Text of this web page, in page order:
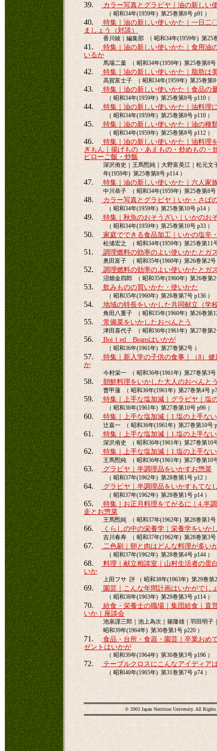
39. カラー写真とグラビヤ｜油の新しい
（ 昭和34年(1959年) 第25巻第8号 p91 ）
40.
特集｜油の新しい使いかた｜一日二
ましょう（対談）
香川綾｜編集部 （ 昭和34年(1959年) 第25
41.
特集｜油の新しい使いかた｜食用油
いるか
馬場二葉 （ 昭和34年(1959年) 第25巻第8号
42. 特集｜油の新しい使いかた｜脂肪は
高賀富士子 （ 昭和34年(1959年) 第25巻第8
43. 特集｜油の新しい使いかた｜食品の
（ 昭和34年(1959年) 第25巻第8号 p110 ）
44. 特集｜油の新しい使いかた｜油料理
（ 昭和34年(1959年) 第25巻第8号 p110 ）
45. 特集｜油の新しい使いかた｜油の種
（ 昭和34年(1959年) 第25巻第8号 p112 ）
46.
特集｜油の新しい使いかた｜油料理
ぎもん｜揚げもの・あえもの・炒めもの・
ピローご飯・炒飯
深沢侑史｜王馬煕純｜大野富美江｜松元文
年(1959年) 第25巻第8号 p114 ）
47. 特集｜油の新しい使いかた｜六人家
中川恭子 （ 昭和34年(1959年) 第25巻第8号
48. カラー写真とグラビヤ｜いか・さば
（ 昭和34年(1959年) 第25巻第10号 p14 ）
49. 特集｜秋魚のおそうざい｜いかのお
（ 昭和34年(1959年) 第25巻第10号 p33 ）
50. 家庭でできる食品加工｜いかの塩辛
松浦宏之 （ 昭和34年(1959年) 第25巻第11
51. 調理燃料の効率のよい使いかたとガ
奥田富子 （ 昭和35年(1960年) 第26巻第2号
52. 調理燃料の効率のよい使いかたとガ
沼畑金四郎 （ 昭和35年(1960年) 第26巻第2
53. 飲みものの買いかた・使いかた
（ 昭和35年(1960年) 第26巻第7号 p136 ）
54. 地域の特長をいかした共同献立（学
角田八重子 （ 昭和35年(1960年) 第26巻第
55. 常備菜をいかしたおべんとう
津田喜代子 （ 昭和36年(1961年) 第27巻第2
56. Boiｌed Beansはいかが
（ 昭和36年(1961年) 第27巻第2号 ）
57.
特集｜新入学の子供の食事｜（8）
か
今村栄一 （ 昭和36年(1961年) 第27巻第3号
58. 朝鮮料理をいかした大人のおべんと
曺甲蓮 （ 昭和36年(1961年) 第27巻第4号
59. 特集｜上手な塩加減｜グラビヤ｜塩
（ 昭和36年(1961年) 第27巻第10号 p96 ）
60. 特集｜上手な塩加減｜1.塩の上手な
辻嘉一 （ 昭和36年(1961年) 第27巻第10号
61. 特集｜上手な塩加減｜1.塩の上手な
深沢侑史 （ 昭和36年(1961年) 第27巻第10
62. 特集｜上手な塩加減｜1.塩の上手な
王馬煕純 （ 昭和36年(1961年) 第27巻第10
63. グラビヤ｜半調理品をいかすお惣菜
（ 昭和37年(1962年) 第28巻第1号 p12 ）
64. グラビヤ｜半調理品をいかすもてな
（ 昭和37年(1962年) 第28巻第1号 p14 ）
65.
特集｜お正月料理をてがるに｜4.半
走とお惣菜
王馬煕純 （ 昭和37年(1962年) 第28巻第1号
66. くらしの中の栄養学｜栄養学をいか
吉川春寿 （ 昭和37年(1962年) 第28巻第3号
67. 二色刷｜卵と肉はどんな料理が多い
（ 昭和37年(1962年) 第28巻第4号 p144 ）
68.
料理｜献立相談室｜山村生活者の蛋
いか
上田フサ 評 （ 昭和38年(1963年) 第29巻第
69. 園芸｜こんな年間計画はいかがでし
（ 昭和38年(1963年) 第29巻第3号 p114 ）
70.
給食・栄養士の職場｜集団給食｜直
いか｜座談会
池泉謹三郎｜池上為次｜篠隆雄｜羽田明子
昭和39年(1964年) 第30巻第1号 p220 ）
71.
食品・台所・食器・園芸｜卒業おめ
ゼントはいかが
（ 昭和39年(1964年) 第30巻第3号 p196 ）
72. テーブルクロスにこんなアイディア
（ 昭和40年(1965年) 第31巻第7号 p74 ）
© 2003 Japan Nutrition University. All Rights